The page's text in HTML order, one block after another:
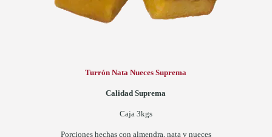
Turrón Nata Nueces Suprema
Calidad Suprema
Caja 3kgs
Porciones hechas con almendra, nata y nueces